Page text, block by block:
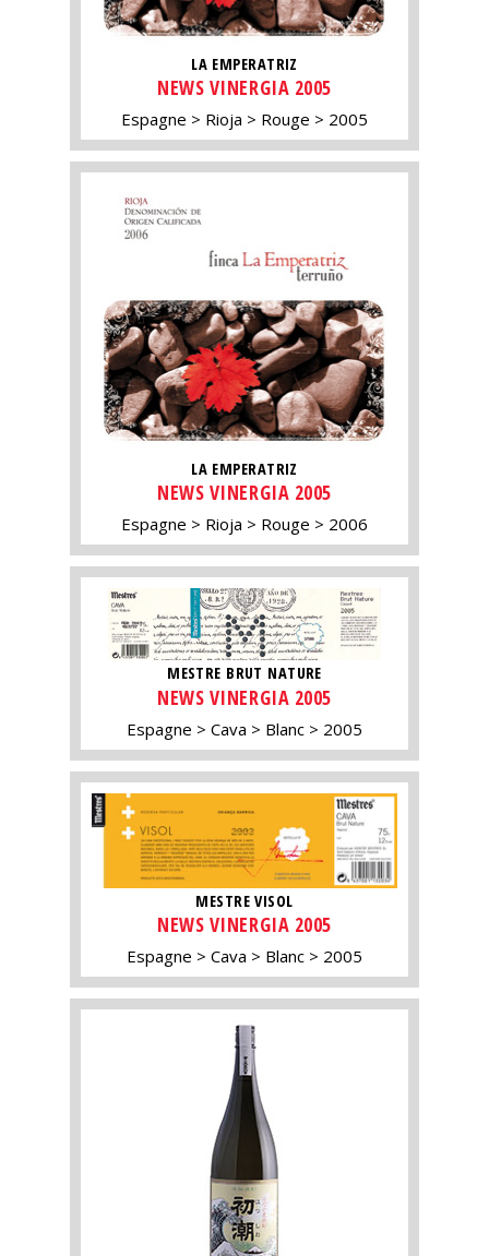
LA EMPERATRIZ
NEWS VINERGIA 2005
Espagne Rioja Rouge 2005
LA EMPERATRIZ
NEWS VINERGIA 2005
Espagne Rioja Rouge 2006
MESTRE BRUT NATURE
NEWS VINERGIA 2005
Espagne Cava Blanc 2005
MESTRE VISOL
NEWS VINERGIA 2005
Espagne Cava Blanc 2005